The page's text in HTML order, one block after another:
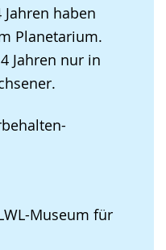
haben
Planetarium.
Jahren nur in
Museum für